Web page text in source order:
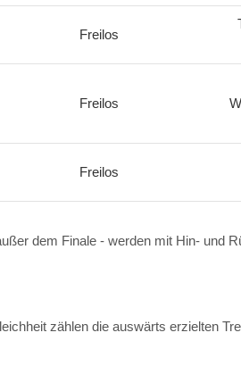
Freilos
Freilos
Freilos
dem Finale - werden mit Hin- und
zählen die auswärts erzielten